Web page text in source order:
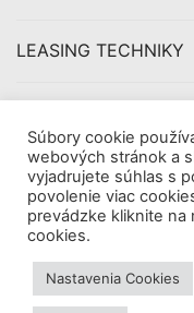
LEASING TECHNIKY
Copyright © 2019
Tieto internetové
Súbory cookie
webových stránok a
vyjadrujete súhlas s
povolenie viac
prevádzke kliknite
cookies.
Nastavenia Cookies